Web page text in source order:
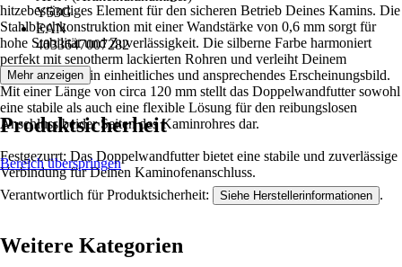
Y53G
EAN
4033647007282
hitzebeständiges Element für den sicheren Betrieb Deines Kamins. Die
Stahlblechkonstruktion mit einer Wandstärke von 0,6 mm sorgt für
hohe Stabilität und Zuverlässigkeit. Die silberne Farbe harmoniert
perfekt mit senotherm lackierten Rohren und verleiht Deinem
Kaminbereich ein einheitliches und ansprechendes Erscheinungsbild.
Mit einer Länge von circa 120 mm stellt das Doppelwandfutter sowohl
eine stabile als auch eine flexible Lösung für den reibungslosen
Anschluss beider Seiten des Kaminrohres dar.
Festgezurrt: Das Doppelwandfutter bietet eine stabile und zuverlässige
Verbindung für Deinen Kaminofenanschluss.
Mehr anzeigen
Produktsicherheit
Bereich überspringen
Verantwortlich für Produktsicherheit: Siehe Herstellerinformationen .
Weitere Kategorien